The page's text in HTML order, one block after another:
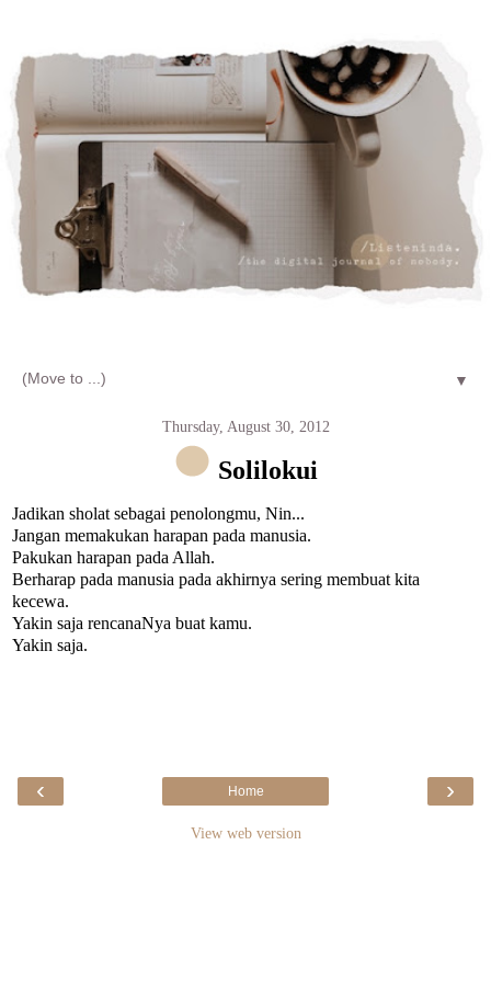
▼
Thursday, August 30, 2012
Solilokui
Jadikan sholat sebagai penolongmu, Nin...
Jangan memakukan harapan pada manusia.
Pakukan harapan pada Allah.
Berharap pada manusia pada akhirnya sering membuat kita
kecewa.
Yakin saja rencanaNya buat kamu.
Yakin saja.
‹ ›
Home
View web version